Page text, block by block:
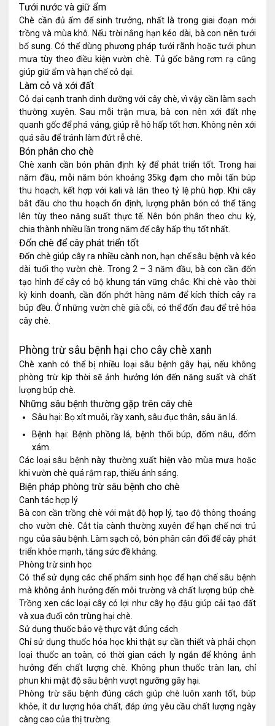
Tưới nước và giữ ẩm
Chè cần đủ ẩm để sinh trưởng, nhất là trong giai đoạn mới
trồng và mùa khô. Nếu trời nắng hạn kéo dài, bà con nên tưới
bổ sung. Có thể dùng phương pháp tưới rãnh hoặc tưới phun
mưa tùy theo điều kiện vườn chè. Tủ gốc bằng rơm rạ cũng
giúp giữ ẩm và hạn chế cỏ dại.
Làm cỏ và xới đất
Cỏ dại cạnh tranh dinh dưỡng với cây chè, vì vậy cần làm sạch
thường xuyên. Sau mỗi trận mưa, bà con nên xới đất nhẹ
quanh gốc để phá váng, giúp rễ hô hấp tốt hơn. Không nên xới
quá sâu để tránh làm đứt rễ chè.
Bón phân cho chè
Chè xanh cần bón phân định kỳ để phát triển tốt. Trong hai
năm đầu, mỗi năm bón khoảng 35kg đạm cho mỗi tấn búp
thu hoạch, kết hợp với kali và lân theo tỷ lệ phù hợp. Khi cây
bắt đầu cho thu hoạch ổn định, lượng phân bón có thể tăng
lên tùy theo năng suất thực tế. Nên bón phân theo chu kỳ,
chia thành nhiều lần trong năm để cây hấp thụ tốt nhất.
Đốn chè để cây phát triển tốt
Đốn chè giúp cây ra nhiều cành non, hạn chế sâu bệnh và kéo
dài tuổi thọ vườn chè. Trong 2 – 3 năm đầu, bà con cần đốn
tạo hình để cây có bộ khung tán vững chắc. Khi chè vào thời
kỳ kinh doanh, cần đốn phớt hàng năm để kích thích cây ra
búp đều. Ở những vườn chè già cỗi, có thể đốn đau để trẻ hóa
cây chè.
Phòng trừ sâu bệnh hại cho cây chè xanh
Chè xanh có thể bị nhiều loại sâu bệnh gây hại, nếu không
phòng trừ kịp thời sẽ ảnh hưởng lớn đến năng suất và chất
lượng búp chè.
Những sâu bệnh thường gặp trên cây chè
Sâu hại: Bọ xít muỗi, rầy xanh, sâu đục thân, sâu ăn lá.
Bệnh hại: Bệnh phồng lá, bệnh thối búp, đốm nâu, đốm
xám.
Các loại sâu bệnh này thường xuất hiện vào mùa mưa hoặc
khi vườn chè quá rậm rạp, thiếu ánh sáng.
Biện pháp phòng trừ sâu bệnh cho chè
Canh tác hợp lý
Bà con cần trồng chè với mật độ hợp lý, tạo độ thông thoáng
cho vườn chè. Cắt tỉa cành thường xuyên để hạn chế nơi trú
ngụ của sâu bệnh. Làm sạch cỏ, bón phân cân đối để cây phát
triển khỏe mạnh, tăng sức đề kháng.
Phòng trừ sinh học
Có thể sử dụng các chế phẩm sinh học để hạn chế sâu bệnh
mà không ảnh hưởng đến môi trường và chất lượng búp chè.
Trồng xen các loại cây có lợi như cây họ đậu giúp cải tạo đất
và xua đuổi côn trùng hại chè.
Sử dụng thuốc bảo vệ thực vật đúng cách
Chỉ sử dụng thuốc hóa học khi thật sự cần thiết và phải chọn
loại thuốc an toàn, có thời gian cách ly ngắn để không ảnh
hưởng đến chất lượng chè. Không phun thuốc tràn lan, chỉ
phun khi mật độ sâu bệnh vượt ngưỡng gây hại.
Phòng trừ sâu bệnh đúng cách giúp chè luôn xanh tốt, búp
khỏe, ít dư lượng hóa chất, đáp ứng yêu cầu chất lượng ngày
càng cao của thị trường.